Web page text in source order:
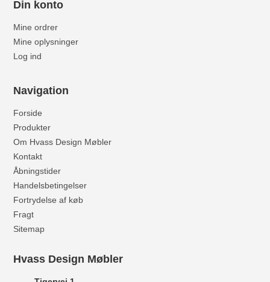
Din konto
Mine ordrer
Mine oplysninger
Log ind
Navigation
Forside
Produkter
Om Hvass Design Møbler
Kontakt
Åbningstider
Handelsbetingelser
Fortrydelse af køb
Fragt
Sitemap
Hvass Design Møbler